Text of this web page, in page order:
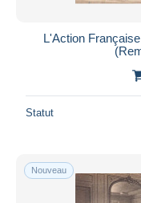
L'Action
Statut
Nouveau